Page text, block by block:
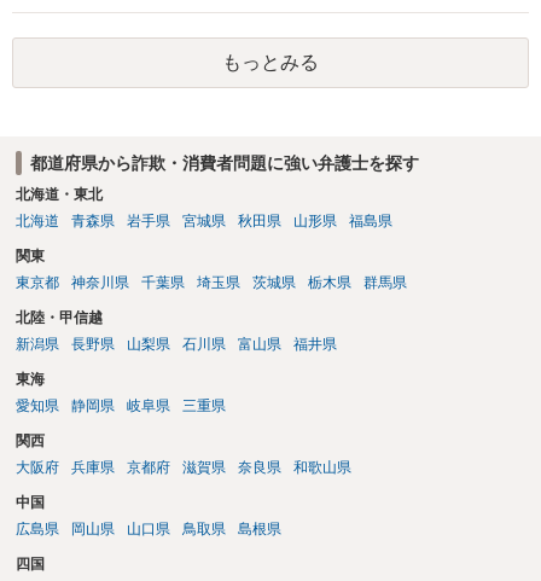
もっとみる
都道府県から詐欺・消費者問題に強い弁護士を探す
北海道・東北
北海道
青森県 岩手県 宮城県 秋田県 山形県 福島県
関東
東京都
神奈川県 千葉県 埼玉県 茨城県 栃木県 群馬県
北陸・甲信越
新潟県
長野県 山梨県 石川県 富山県 福井県
東海
愛知県
静岡県 岐阜県 三重県
関西
大阪府
兵庫県 京都府 滋賀県 奈良県 和歌山県
中国
広島県
岡山県 山口県 鳥取県 島根県
四国